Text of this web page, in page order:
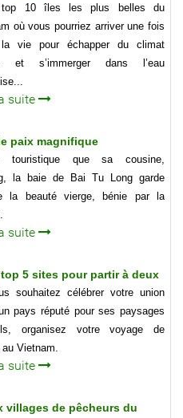
top 10 îles les plus belles du
où vous pourriez arriver une fois
vie pour échapper du climat
et s’immerger dans l’eau
suite
paix magnifique
touristique que sa cousine,
la baie de Bai Tu Long garde
la beauté vierge, bénie par la
suite
5 sites pour partir à deux
souhaitez célébrer votre union
pays réputé pour ses paysages
organisez votre voyage de
Vietnam.
suite
villages de pêcheurs du